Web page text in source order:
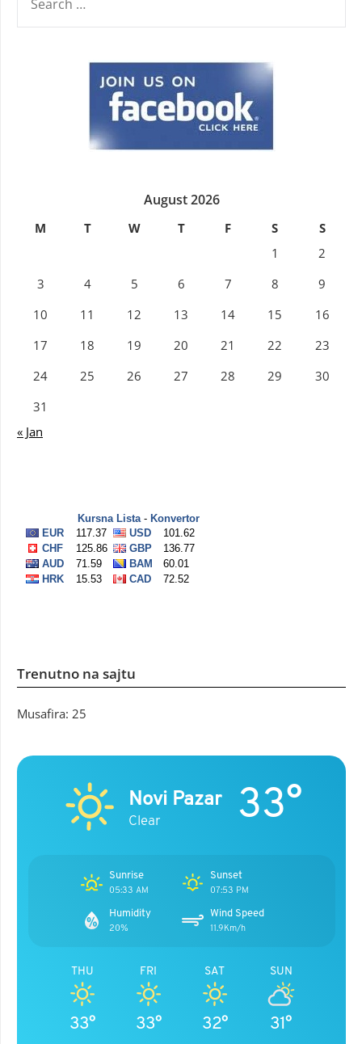
FOR:
August 2026
M T W T F S
S
1
2
3
4 5 6 7 8
9
10
11 12 13 14 15
16
17
18 19 20 21 22
23
24
25 26 27 28 29
30
31
« Jan
Trenutno na sajtu
Musafira: 25
Novi Pazar
Clear 33°
Sunrise
05:33 AM
Sunset
07:53 PM
Humidity
20%
Wind Speed
11.9Km/h
THU
33°
FRI
33°
SAT
32°
SUN
31°